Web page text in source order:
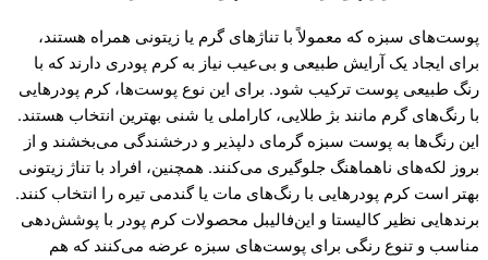
پوست‌های سبزه که معمولاً با تناژهای گرم یا زیتونی همراه هستند،
برای ایجاد یک آرایش طبیعی و بی‌عیب نیاز به کرم پودری دارند که با
رنگ طبیعی پوست ترکیب شود. برای این نوع پوست‌ها، کرم پودرهایی
با رنگ‌های گرم مانند بژ طلایی، کاراملی یا شنی بهترین انتخاب هستند.
این رنگ‌ها به پوست سبزه گرمای دلپذیر و درخشندگی می‌بخشند و از
بروز لکه‌های ناهماهنگ جلوگیری می‌کنند. همچنین، افراد با تناژ زیتونی
بهتر است کرم پودرهایی با رنگ‌های مات یا گندمی تیره را انتخاب کنند.
برندهایی نظیر کالیستا و این‌فالیبل محصولات کرم پودر با پوشش‌دهی
مناسب و تنوع رنگی برای پوست‌های سبزه عرضه می‌کنند که هم